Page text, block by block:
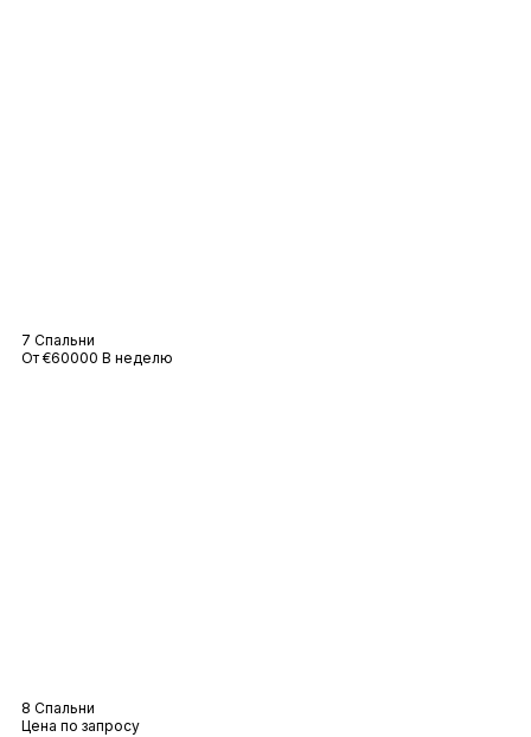
7 Спальни
От €60000 В неделю
8 Спальни
Цена по запросу